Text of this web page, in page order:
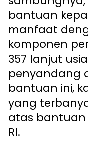
bantuan
manfaat
komponen
357 lanjut
penyandang
bantuan ini,
yang
atas bantuan
RI.